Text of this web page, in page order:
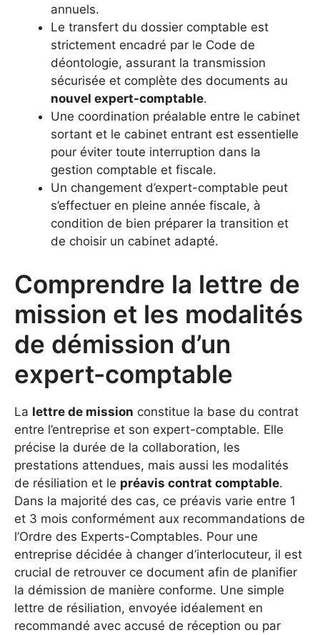
annuels.
Le transfert du dossier comptable est
strictement encadré par le Code de
déontologie, assurant la transmission
sécurisée et complète des documents au
nouvel expert-comptable.
Une coordination préalable entre le cabinet
sortant et le cabinet entrant est essentielle
pour éviter toute interruption dans la
gestion comptable et fiscale.
Un changement d’expert-comptable peut
s’effectuer en pleine année fiscale, à
condition de bien préparer la transition et
de choisir un cabinet adapté.
Comprendre la lettre de
mission et les modalités
de démission d’un
expert-comptable
La lettre de mission constitue la base du contrat
entre l’entreprise et son expert-comptable. Elle
précise la durée de la collaboration, les
prestations attendues, mais aussi les modalités
de résiliation et le préavis contrat comptable.
Dans la majorité des cas, ce préavis varie entre 1
et 3 mois conformément aux recommandations de
l’Ordre des Experts-Comptables. Pour une
entreprise décidée à changer d’interlocuteur, il est
crucial de retrouver ce document afin de planifier
la démission de manière conforme. Une simple
lettre de résiliation, envoyée idéalement en
recommandé avec accusé de réception ou par